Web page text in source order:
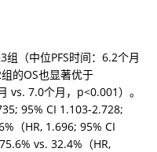
组（中位PFS时间：6.2个月
的OS也显著优于
vs. 7.0个月，p<0.001）。
95% CI 1.103-2.728;
（HR, 1.696; 95% CI
vs. 32.4%（HR,